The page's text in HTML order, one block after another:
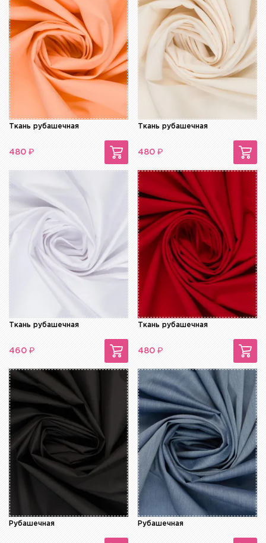
Ткань рубашечная
480 ₽
Ткань рубашечная
480 ₽
Ткань рубашечная
460 ₽
Ткань рубашечная
480 ₽
Рубашечная Рубашечная